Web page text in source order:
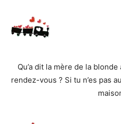
Qu’a dit la mère de la blonde
rendez-vous ? Si tu n’es pas